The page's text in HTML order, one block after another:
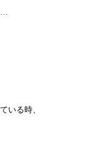
いる時、